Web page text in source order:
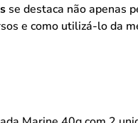
se destaca não apenas
e como utilizá-lo da